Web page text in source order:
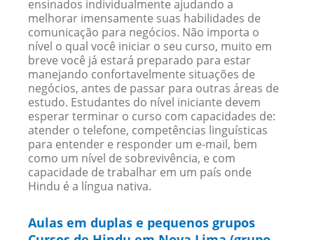
ensinados individualmente ajudando a
melhorar imensamente suas habilidades de
comunicação para negócios. Não importa o
nível o qual você iniciar o seu curso, muito em
breve você já estará preparado para estar
manejando confortavelmente situações de
negócios, antes de passar para outras áreas de
estudo. Estudantes do nível iniciante devem
esperar terminar o curso com capacidades de:
atender o telefone, competências linguísticas
para entender e responder um e-mail, bem
como um nível de sobrevivência, e com
capacidade de trabalhar em um país onde
Hindu é a língua nativa.
Aulas em duplas e pequenos grupos